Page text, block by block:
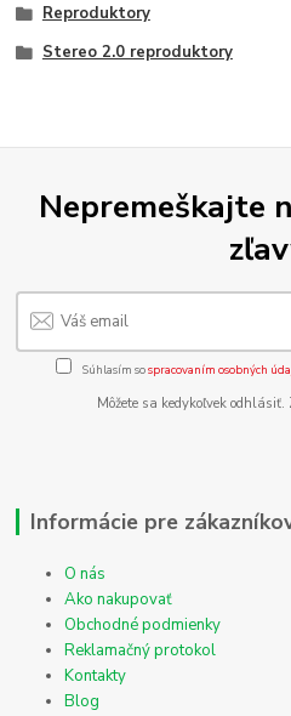
Reproduktory
Stereo 2.0 reproduktory
Nepremeškajte
Súhlasím sospracovaním osobných
Môžete sa kedykoľvek
Informácie pre
O nás
Ako nakupovať
Obchodné podmienky
Reklamačný protokol
Kontakty
Blog